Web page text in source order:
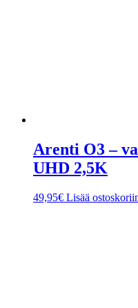
Arenti O3 –
UHD 2,5K
49,95€ Lisää